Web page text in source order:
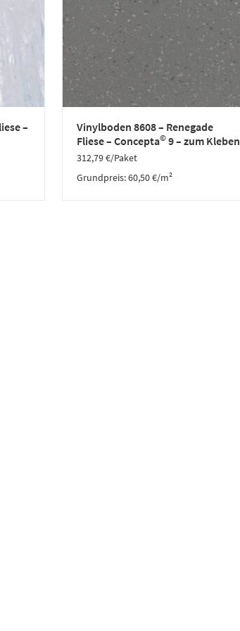
–
Vinylboden 8608 – Renegade
Fliese – Concepta©9 – zum Kleben
312,79€/Paket
Grundpreis:60,50€/m²